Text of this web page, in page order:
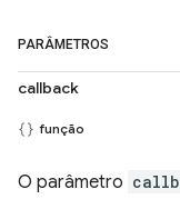
PARÂMETROS
callback
função
O parâmetro